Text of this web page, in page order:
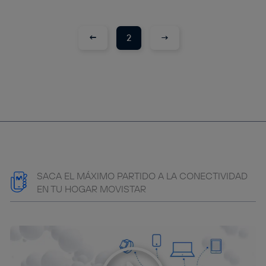
← 2 →
SACA EL MÁXIMO PARTIDO A LA CONECTIVIDAD
EN TU HOGAR MOVISTAR